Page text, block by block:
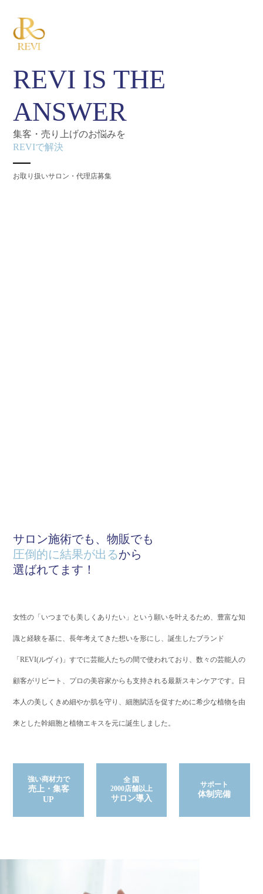
REVI IS THE
ANSWER
集客・売り上げのお悩みを
REVIで解決
お取り扱いサロン・代理店募集
サロン施術でも、物販でも
圧倒的に結果が出るから
選ばれてます！
女性の「いつまでも美しくありたい」という願いを叶えるため、豊富な知
識と経験を基に、長年考えてきた想いを形にし、誕生したブランド
「REVI(ルヴィ)」すでに芸能人たちの間で使われており、数々の芸能人の
顧客がリピート、プロの美容家からも支持される最新スキンケアです。 日
本人の美しくきめ細やか肌を守り、細胞賦活を促すために希少な植物を由
来とした幹細胞と植物エキスを元に誕生しました。
強い商材力で
売上・集客
UP
全 国
2000店舗以上
サロン導入
サポート
体制完備